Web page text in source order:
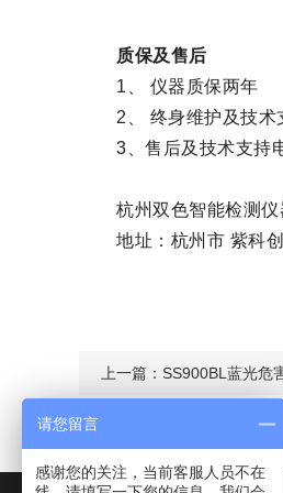
质保及售后
1、 仪器质保两年
2、 终身维护及技术
3、售后及技术支持
杭州双色智能检测仪
地址：杭州市 紫科
上一篇： SS900BL蓝光危
请您留言
感谢您的关注，当前客服人员不在